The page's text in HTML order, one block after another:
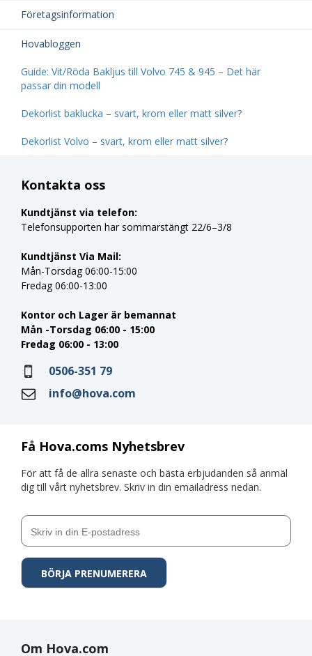
Företagsinformation
Hovabloggen
Guide: Vit/Röda Bakljus till Volvo 745 & 945 – Det här
passar din modell
Dekorlist baklucka – svart, krom eller matt silver?
Dekorlist Volvo – svart, krom eller matt silver?
Få Hova.coms Nyhetsbrev
För att få de allra senaste och bästa erbjudanden så anmäl
dig till vårt nyhetsbrev. Skriv in din emailadress nedan.
Kontakta oss
Kundtjänst via telefon:
Telefonsupporten har sommarstängt 22/6–3/8
Kundtjänst Via Mail:
Mån-Torsdag 06:00-15:00
Fredag 06:00-13:00
Kontor och Lager är bemannat
Mån -Torsdag 06:00 - 15:00
Fredag 06:00 - 13:00
0506-351 79
info@hova.com
Om Hova.com